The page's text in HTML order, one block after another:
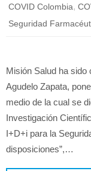
COVID Colombia,
Seguridad
Misión Salud ha sido
Agudelo Zapata,
medio de la cual se
Investigación
I+D+i para la
disposiciones”,…